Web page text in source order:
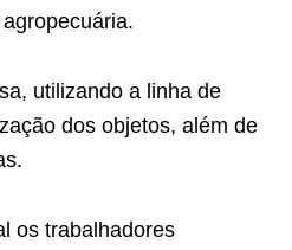
utilizando a linha de
dos objetos, além de
os trabalhadores